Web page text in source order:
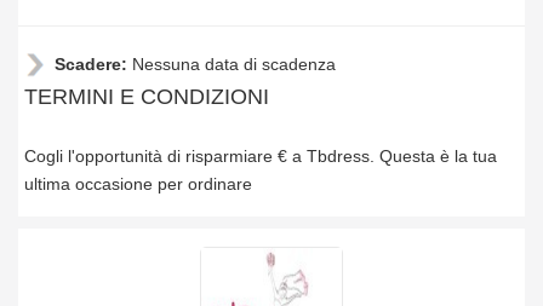
Scadere: Nessuna data di scadenza
TERMINI E CONDIZIONI
Cogli l'opportunità di risparmiare € a Tbdress. Questa è la tua
ultima occasione per ordinare